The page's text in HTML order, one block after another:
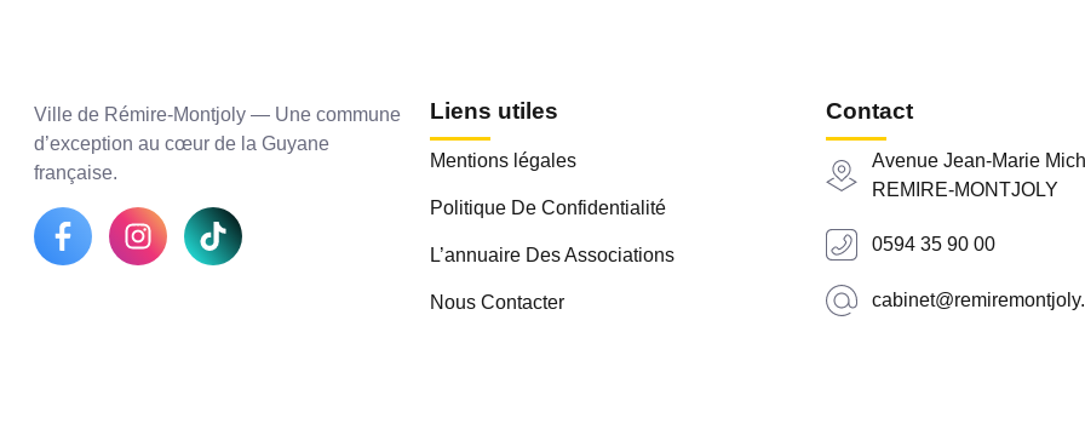
Ville de Rémire-Montjoly — Une commune
d’exception au cœur de la Guyane
française.
Liens utiles
Mentions légales
Politique De Confidentialité
L’annuaire Des Associations
Nous Contacter
Contact
Avenue Jean-Marie
REMIRE-MONTJOLY
0594 35 90 00